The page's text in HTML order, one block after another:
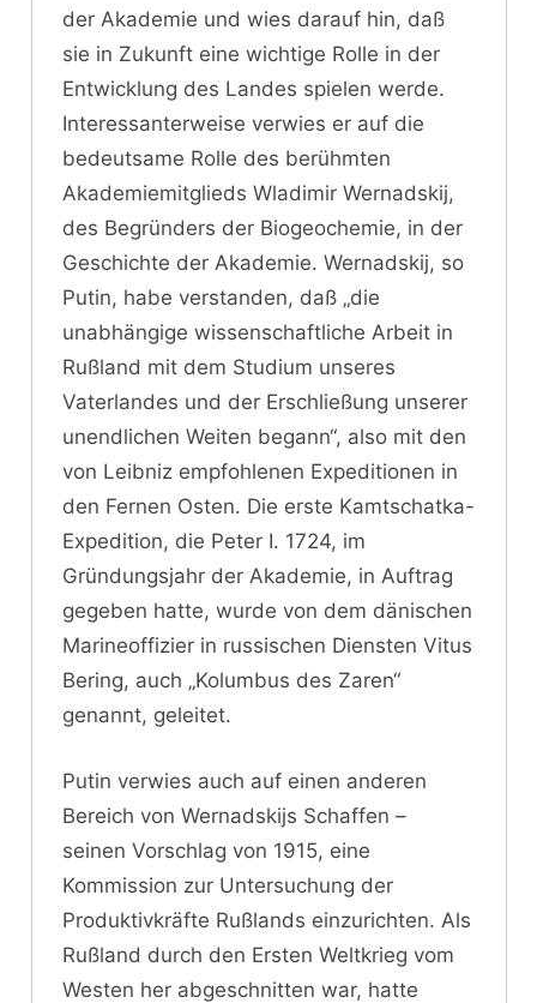
der Akademie und wies darauf hin, daß
sie in Zukunft eine wichtige Rolle in der
Entwicklung des Landes spielen werde.
Interessanterweise verwies er auf die
bedeutsame Rolle des berühmten
Akademiemitglieds Wladimir Wernadskij,
des Begründers der Biogeochemie, in der
Geschichte der Akademie. Wernadskij, so
Putin, habe verstanden, daß „die
unabhängige wissenschaftliche Arbeit in
Rußland mit dem Studium unseres
Vaterlandes und der Erschließung unserer
unendlichen Weiten begann“, also mit den
von Leibniz empfohlenen Expeditionen in
den Fernen Osten. Die erste Kamtschatka-
Expedition, die Peter I. 1724, im
Gründungsjahr der Akademie, in Auftrag
gegeben hatte, wurde von dem dänischen
Marineoffizier in russischen Diensten Vitus
Bering, auch „Kolumbus des Zaren“
genannt, geleitet.
Putin verwies auch auf einen anderen
Bereich von Wernadskijs Schaffen –
seinen Vorschlag von 1915, eine
Kommission zur Untersuchung der
Produktivkräfte Rußlands einzurichten. Als
Rußland durch den Ersten Weltkrieg vom
Westen her abgeschnitten war, hatte